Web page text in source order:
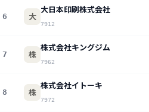
6 大
大日本印刷株式会社
7912
7 株
株式会社キングジム
7962
8 株
株式会社イトーキ
7972